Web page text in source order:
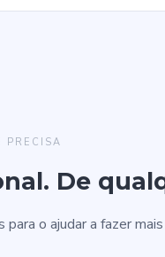
PRECISA
De
o ajudar a fazer